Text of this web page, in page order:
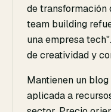
de transformación
team building
una empresa
de creatividad y
Mantienen un
aplicada a